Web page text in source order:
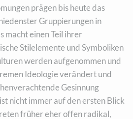
prägen bis heute das
Gruppierungen in
macht einen Teil ihrer
Stilelemente und Symboliken
werden aufgenommen und
Ideologie verändert und
Gesinnung
nicht immer auf den ersten Blick
früher eher offen radikal,